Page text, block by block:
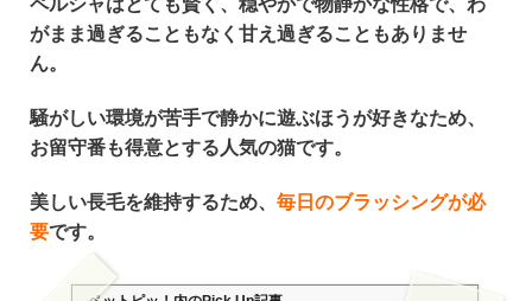
ペルシャはとても賢く、穏やかで物静かな性格で、わ
がまま過ぎることもなく甘え過ぎることもありませ
ん。
騒がしい環境が苦手で静かに遊ぶほうが好きなため、
お留守番も得意とする人気の猫です。
美しい長毛を維持するため、 毎日のブラッシングが必
要です。